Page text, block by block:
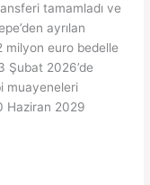
tamamladı ve
ayrılan
milyon euro bedelle
Şubat 2026’de
muayeneleri
Haziran 2029